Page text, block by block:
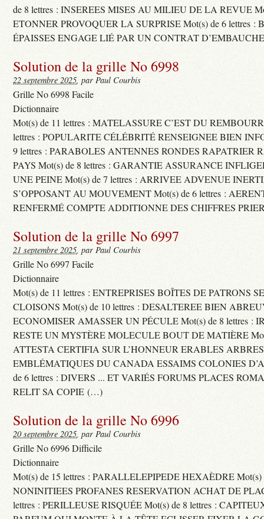
de 8 lettres : INSEREES MISES AU MILIEU DE LA REVUE
ETONNER PROVOQUER LA SURPRISE Mot(s) de 6 lettres :
ÉPAISSES ENGAGE LIÉ PAR UN CONTRAT
Solution de la grille No 6998
22 septembre 2025, par Paul Courbis
Grille No 6998 Facile
Dictionnaire
Mot(s) de 11 lettres : MATELASSURE C’EST DU
lettres : POPULARITE CÉLÉBRITÉ RENSEIGNEE BIEN
9 lettres : PARABOLES ANTENNES RONDES RAPATRIER
PAYS Mot(s) de 8 lettres : GARANTIE ASSURANCE
UNE PEINE Mot(s) de 7 lettres : ARRIVEE ADVENUE
S’OPPOSANT AU MOUVEMENT Mot(s) de 6 lettres :
RENFERMÉ COMPTE ADDITIONNE DES CHIFFRES
Solution de la grille No 6997
21 septembre 2025, par Paul Courbis
Grille No 6997 Facile
Dictionnaire
Mot(s) de 11 lettres : ENTREPRISES BOÎTES DE PATRONS
CLOISONS Mot(s) de 10 lettres : DESALTEREE BIEN
ECONOMISER AMASSER UN PÉCULE Mot(s) de 8 lettres :
RESTE UN MYSTÈRE MOLECULE BOUT DE MATIÈRE
ATTESTA CERTIFIA SUR L’HONNEUR ERABLES ARBRES
EMBLÉMATIQUES DU CANADA ESSAIMS COLONIES
de 6 lettres : DIVERS ... ET VARIÉS FORUMS PLACES
RELIT SA COPIE (…)
Solution de la grille No 6996
20 septembre 2025, par Paul Courbis
Grille No 6996 Difficile
Dictionnaire
Mot(s) de 15 lettres : PARALLELEPIPEDE HEXAÈDRE Mot(s)
NONINITIEES PROFANES RESERVATION ACHAT DE
lettres : PERILLEUSE RISQUÉE Mot(s) de 8 lettres :